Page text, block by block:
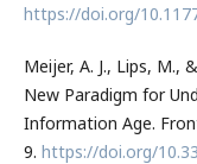
https://doi.org/
Meijer, A. J., Lips, M.,
New Paradigm for
Information Age.
9. https://doi.org/